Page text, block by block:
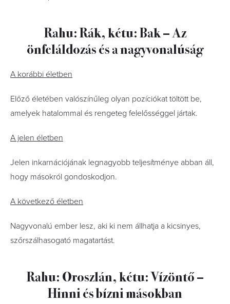
Rahu: Rák, kétu: Bak – Az
önfeláldozás és a nagyvonalúság
A korábbi életben
Előző életében valószínűleg olyan pozíciókat töltött be,
amelyek hatalommal és rengeteg felelősséggel jártak.
A jelen életben
Jelen inkarnációjának legnagyobb teljesítménye abban áll,
hogy másokról gondoskodjon.
A következő életben
Nagyvonalú ember lesz, aki ki nem állhatja a kicsinyes,
szőrszálhasogató magatartást.
Rahu: Oroszlán, kétu: Vízöntő –
Hinni és bízni másokban